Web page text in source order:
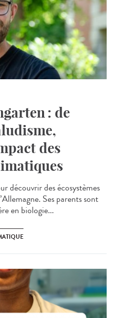
: de
des
découvrir des écosystèmes
Ses parents sont
en biologie...